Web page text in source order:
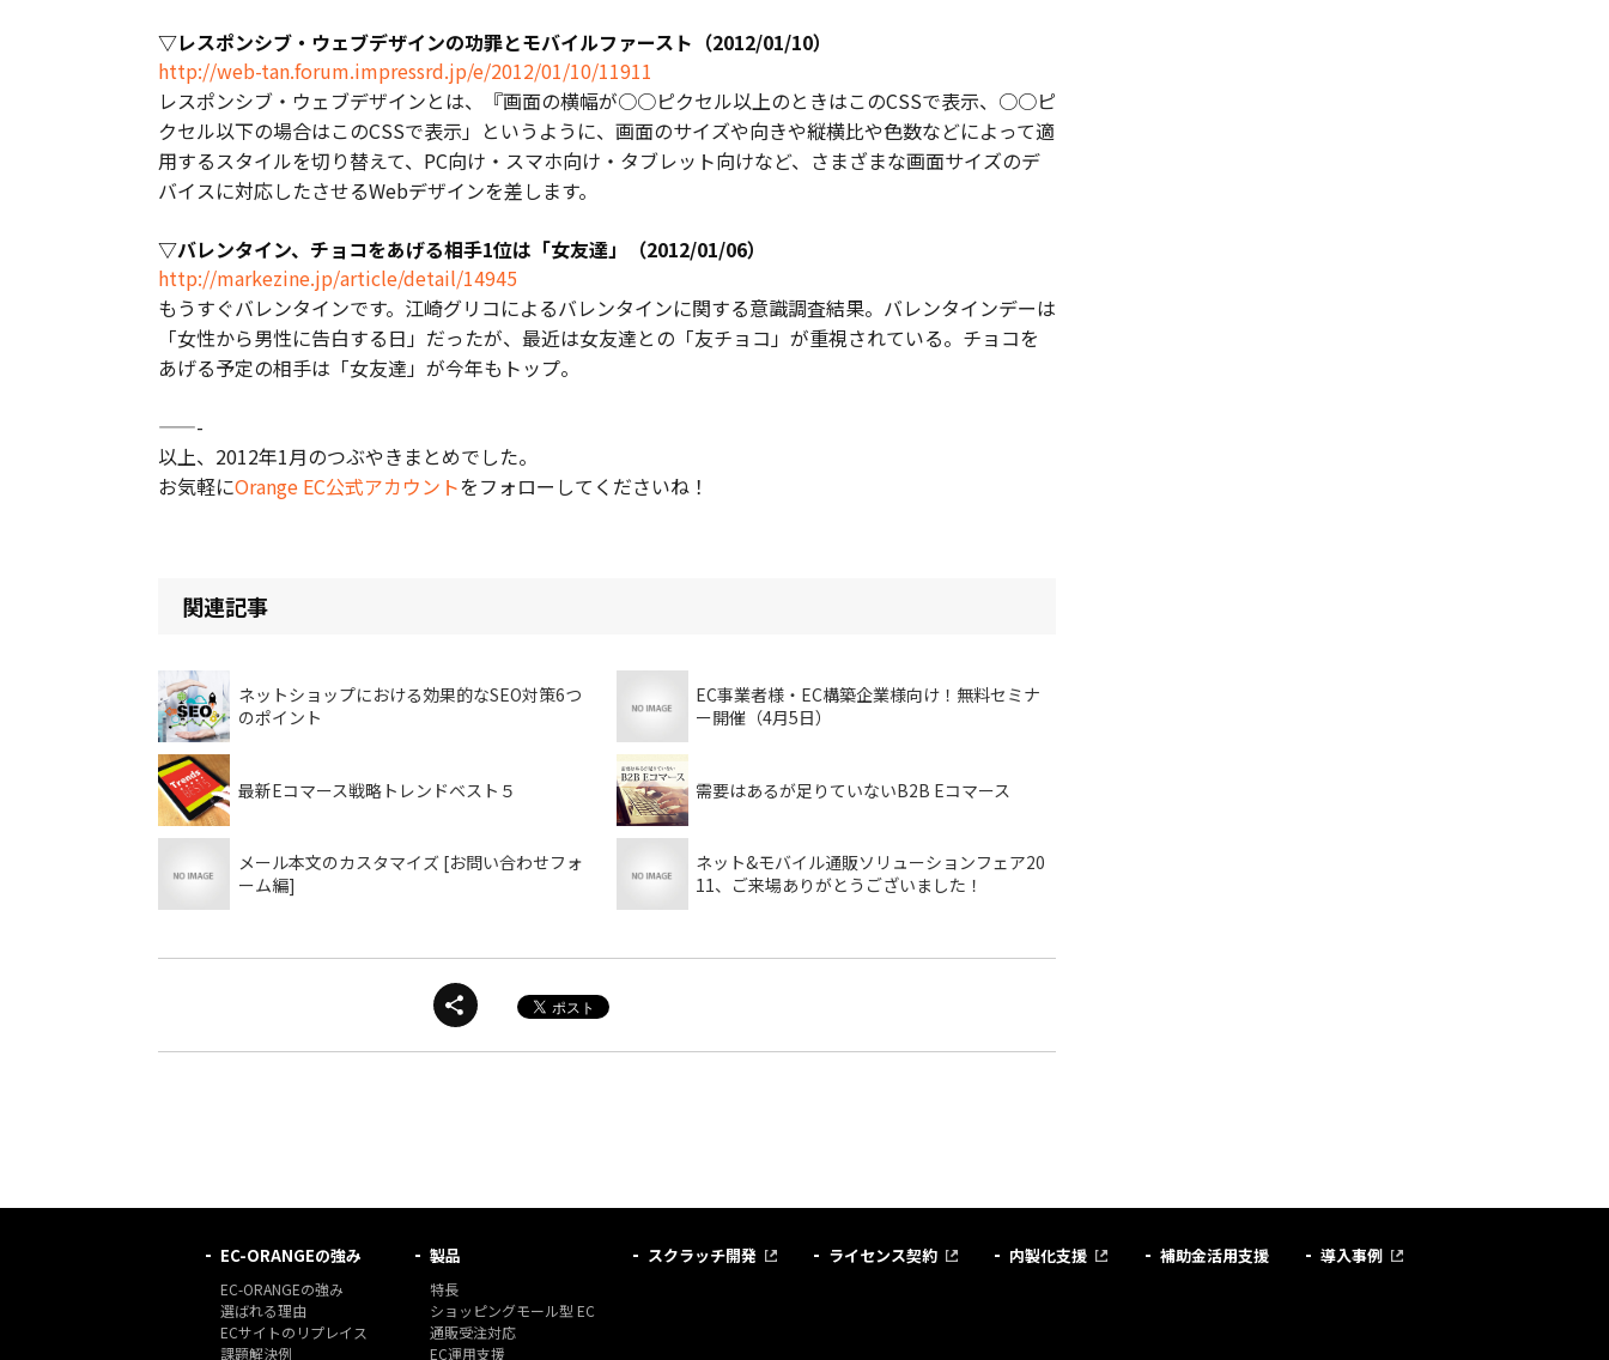
▽レスポンシブ・ウェブデザインの功罪とモバイルファースト（2012/01/10）
http://web-tan.forum.impressrd.jp/e/2012/01/10/11911
レスポンシブ・ウェブデザインとは、『画面の横幅が○○ピクセル以上のときはこのCSSで表示、○○ピ
クセル以下の場合はこのCSSで表示」というように、画面のサイズや向きや縦横比や色数などによって適
用するスタイルを切り替えて、PC向け・スマホ向け・タブレット向けなど、さまざまな画面サイズのデ
バイスに対応したさせるWebデザインを差します。
▽バレンタイン、チョコをあげる相手1位は「女友達」（2012/01/06）
http://markezine.jp/article/detail/14945
もうすぐバレンタインです。江崎グリコによるバレンタインに関する意識調査結果。バレンタインデーは
「女性から男性に告白する日」だったが、最近は女友達との「友チョコ」が重視されている。チョコを
あげる予定の相手は「女友達」が今年もトップ。
——-
以上、2012年1月のつぶやきまとめでした。
お気軽にOrange EC公式アカウントをフォローしてくださいね！
関連記事
ネットショップにおける効果的なSEO対策6つ
のポイント
EC事業者様・EC構築企業様向け！無料セミナ
ー開催（4月5日）
最新Eコマース戦略トレンドベスト５ 需要はあるが足りていないB2B Eコマース
メール本文のカスタマイズ [お問い合わせフォ
ーム編]
ネット&モバイル通販ソリューションフェア20
11、ご来場ありがとうございました！
EC-ORANGEの強み
EC-ORANGEの強み
選ばれる理由
ECサイトのリプレイス
課題解決例
製品
特長
ショッピングモール型 EC
通販受注対応
EC運用支援
スクラッチ開発 ライセンス契約 内製化支援 補助金活用支援 導入事例